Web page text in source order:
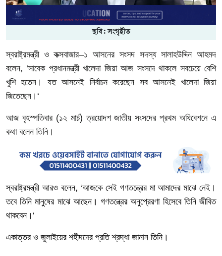
ছবি: সংগৃহীত
স্বরাষ্ট্রমন্ত্রী ও কক্সবাজার–১ আসনের সংসদ সদস্য সালাহউদ্দিন আহমদ
বলেন, ‘সাবেক প্রধানমন্ত্রী খালেদা জিয়া আজ সংসদে থাকলে সবচেয়ে বেশি
খুশি হতেন। যত আসনেই নির্বাচন করেছেন সব আসনেই খালেদা জিয়া
জিতেছেন।‘
আজ বৃহস্পতিবার(১২ মার্চ)ত্রয়োদশ জাতীয় সংসদের প্রথম অধিবেশনে এ
কথা বলেন তিনি।
স্বরাষ্ট্রমন্ত্রীআরও বলেন, ‘আজকে সেই গণতন্ত্রের মা আমাদের মাঝে নেই।
তবে তিনি মানুষের মাঝে আছেন। গণতন্ত্রের অনুপ্রেরণা হিসেবে তিনি জীবিত
থাকবেন।‘
একাত্তর ও জুলাইয়ের শহীদদের প্রতি শ্রদ্ধা জানান তিনি।